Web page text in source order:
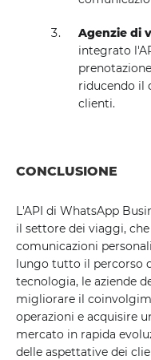
Agenzie di
integrato
riducendo il
clienti.
CONCLUSIONE
L'API di WhatsApp
il settore dei viaggi,
comunicazioni
lungo tutto il percorso
tecnologia, le aziende
migliorare il
operazioni e acquisire
mercato in rapida
delle aspettative dei